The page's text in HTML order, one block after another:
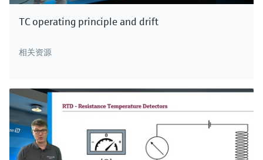
TC operating principle and drift
相关资源